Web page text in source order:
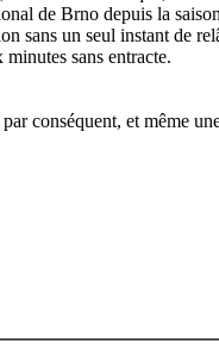
de Brno depuis la
sans un seul instant de
sans entracte.
par conséquent, et même